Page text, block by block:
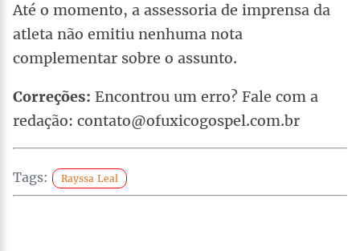
Até o momento, a assessoria de imprensa da
atleta não emitiu nenhuma nota
complementar sobre o assunto.
Correções: Encontrou um erro? Fale com a
redação: contato@ofuxicogospel.com.br
Tags: Rayssa Leal